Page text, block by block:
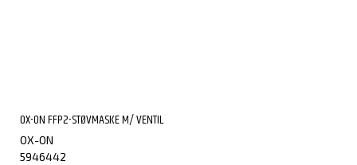
OX-ON FFP2-STØVMASKE M/ VENTIL
OX-ON
5946442